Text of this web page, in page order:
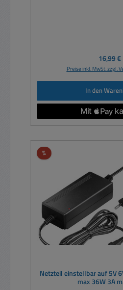
16,99 €
Preise inkl. MwSt. zzgl.
In den
%Rabatt
Netzteil einstellbar auf 5V
max 36W 3A